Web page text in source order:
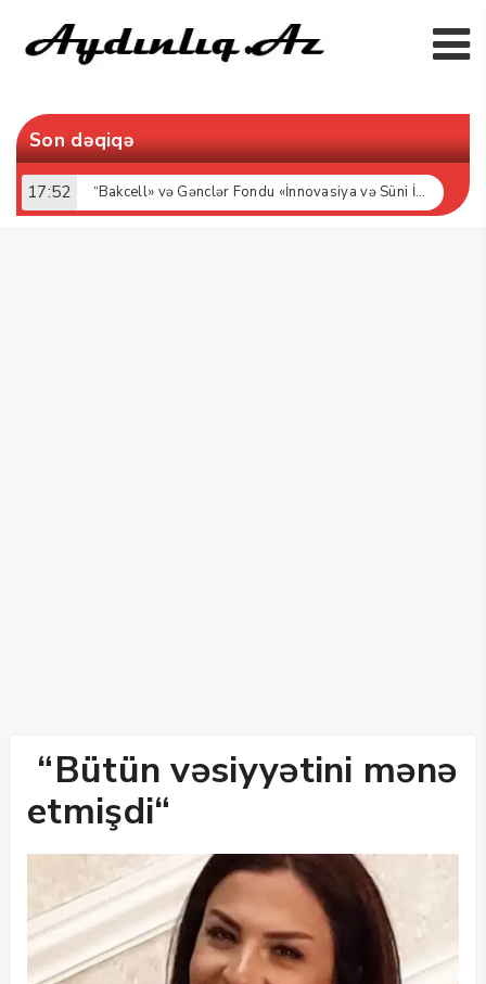
Son dəqiqə
17:52 “Bakcell» və Gənclər Fondu «İnnovasiya və Süni İntellekt» üzrə təqaüd proqramının qalibləri ilə görüş keçirib
“Bütün vəsiyyətini mənə
etmişdi“